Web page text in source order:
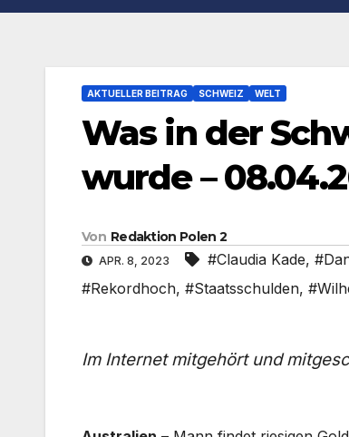
AKTUELLER BEITRAG SCHWEIZ WELT
Was in der
wurde –
Von Redaktion Polen 2
APR. 8, 2023 #Claudia Kade,
#Rekordhoch, #Staatsschulden,
Im Internet mitgehört und